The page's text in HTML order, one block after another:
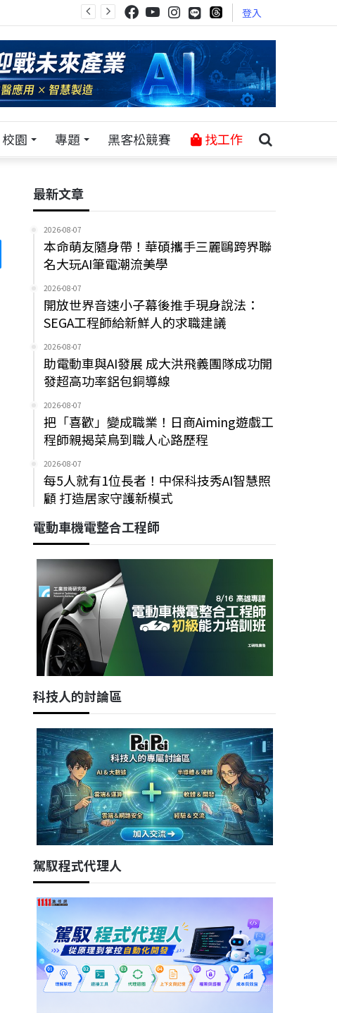
登入
校園 專題 黑客松競賽 找工作
最新文章
2026-08-07
本命萌友隨身帶！華碩攜手三麗鷗跨界聯
名大玩AI筆電潮流美學
2026-08-07
開放世界音速小子幕後推手現身說法：
SEGA工程師給新鮮人的求職建議
2026-08-07
助電動車與AI發展 成大洪飛義團隊成功開
發超高功率鋁包銅導線
2026-08-07
把「喜歡」變成職業！日商Aiming遊戲工
程師親揭菜鳥到職人心路歷程
2026-08-07
每5人就有1位長者！中保科技秀AI智慧照
顧 打造居家守護新模式
電動車機電整合工程師
科技人的討論區
駕馭程式代理人